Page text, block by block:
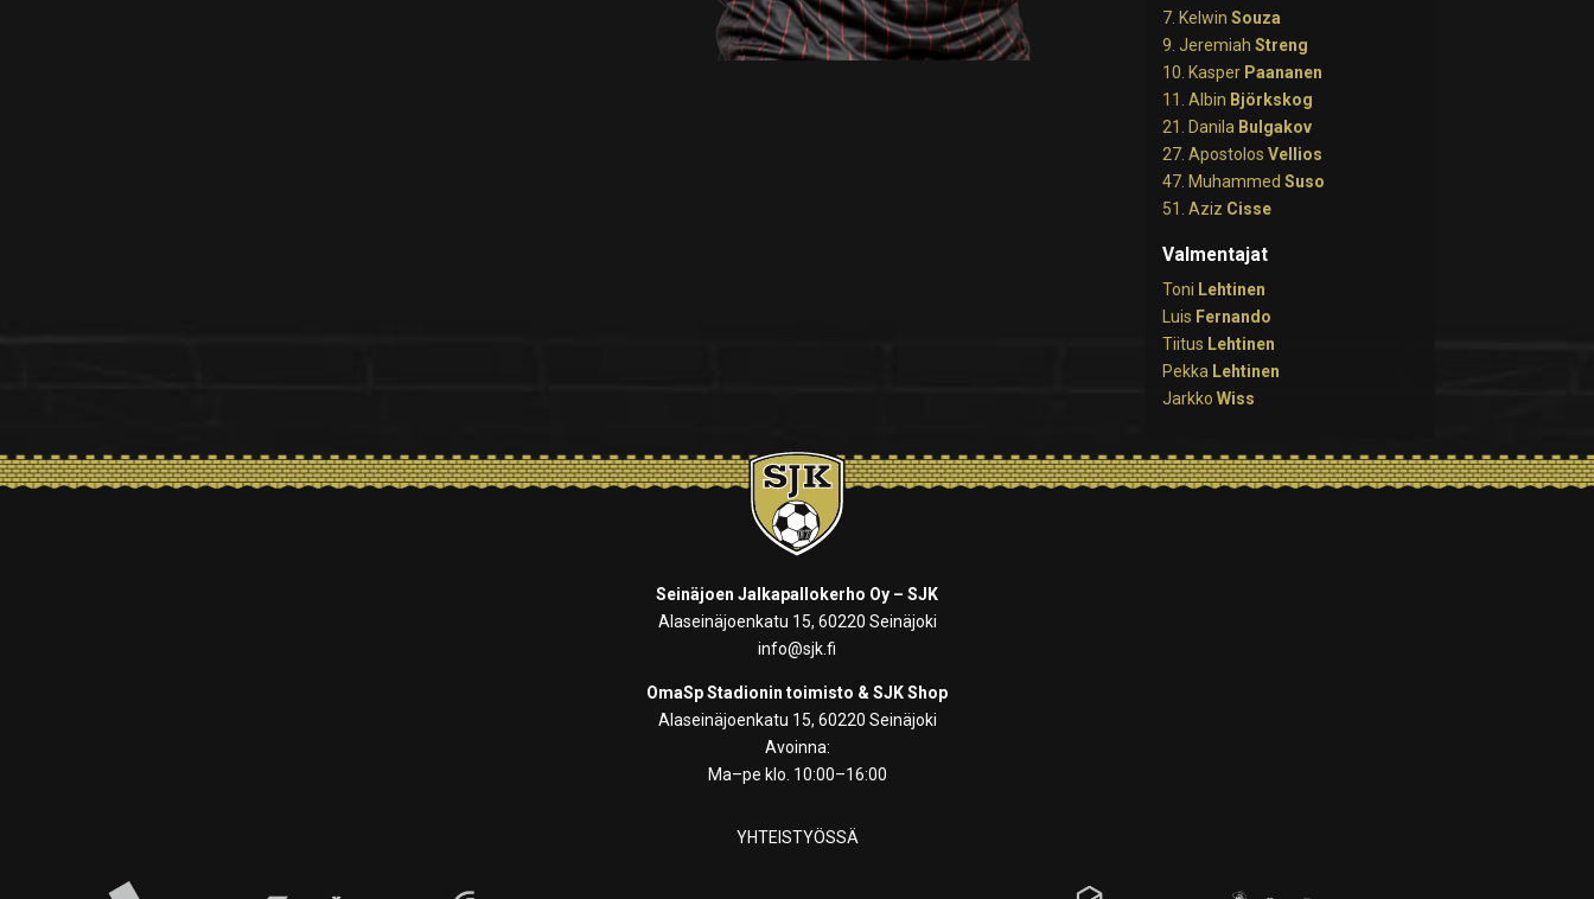
7. Kelwin Souza
9. Jeremiah Streng
10. Kasper Paananen
11. Albin Björkskog
21. Danila Bulgakov
27. Apostolos Vellios
47. Muhammed Suso
51. Aziz Cisse
Valmentajat
Toni Lehtinen
Luis Fernando
Tiitus Lehtinen
Pekka Lehtinen
Jarkko Wiss
Seinäjoen Jalkapallokerho Oy – SJK
Alaseinäjoenkatu 15, 60220 Seinäjoki
info@sjk.fi
OmaSp Stadionin toimisto & SJK Shop
Alaseinäjoenkatu 15, 60220 Seinäjoki
Avoinna:
Ma–pe klo. 10:00–16:00
YHTEISTYÖSSÄ